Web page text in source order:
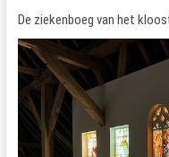
De ziekenboeg van het